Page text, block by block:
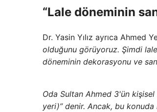
“Lale döneminin
Dr. Yasin Yılız ayrıca Ahmed
olduğunu görüyoruz. Şimdi
döneminin dekorasyonu ve
Oda Sultan Ahmed 3'ün kişisel
yeri)” denir. Ancak, bu